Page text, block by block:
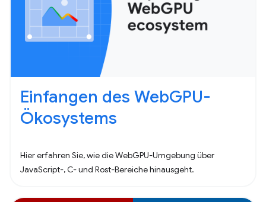
Einfangen des WebGPU-
Ökosystems
Hier erfahren Sie, wie die WebGPU-Umgebung über
JavaScript-, C- und Rost-Bereiche hinausgeht.